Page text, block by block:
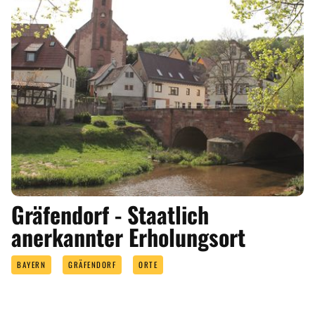
Gräfendorf - Staatlich
anerkannter Erholungsort
BAYERN GRÄFENDORF ORTE